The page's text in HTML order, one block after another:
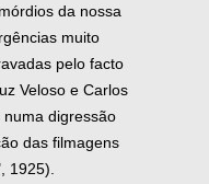
da nossa
muito
pelo facto
Veloso e Carlos
digressão
das filmagens
1925).